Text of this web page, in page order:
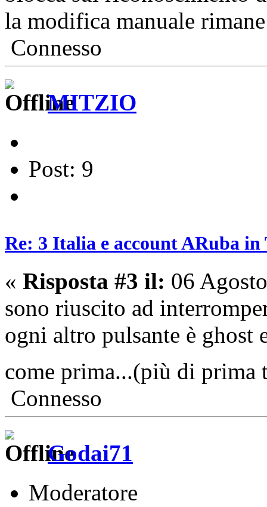
la modifica manuale
Connesso
MITZIO
Post: 9
Re: 3 Italia e account ARuba in
« Risposta #3 il: 06
sono riuscito ad
ogni altro pulsante è ghost
come prima...(più di
Connesso
Godai71
Moderatore